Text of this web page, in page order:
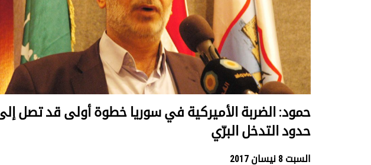
حمود: الضربة الأميركية في سوريا خطوة أولى قد تصل
حدود التدخل البرّي
السبت 8 نيسان 2017